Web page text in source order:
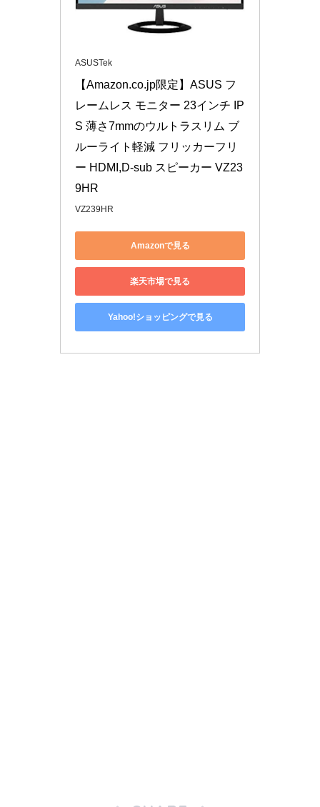
ASUSTek
【Amazon.co.jp限定】ASUS フ
レームレス モニター 23インチ IP
S 薄さ7mmのウルトラスリム ブ
ルーライト軽減 フリッカーフリ
ー HDMI,D-sub スピーカー VZ23
9HR
VZ239HR
Amazonで見る
楽天市場で見る
Yahoo!ショッピングで見る